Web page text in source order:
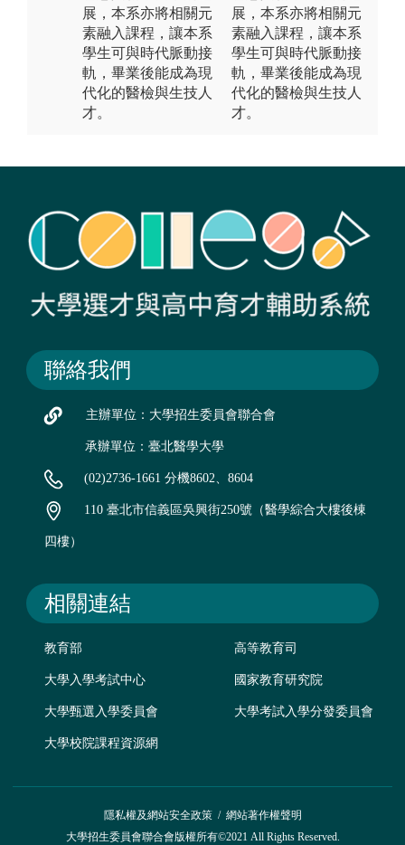
展，本系亦將相關元
素融入課程，讓本系
學生可與時代脈動接
軌，畢業後能成為現
代化的醫檢與生技人
才。
展，本系亦將相關元
素融入課程，讓本系
學生可與時代脈動接
軌，畢業後能成為現
代化的醫檢與生技人
才。
聯絡我們
主辦單位：大學招生委員會聯合會
承辦單位：臺北醫學大學
(02)2736-1661 分機8602、8604
110 臺北市信義區吳興街250號（醫學綜合大樓後棟
四樓）
相關連結
教育部 高等教育司
大學入學考試中心 國家教育研究院
大學甄選入學委員會 大學考試入學分發委員會
大學校院課程資源網
隱私權及網站安全政策/ 網站著作權聲明
大學招生委員會聯合會版權所有©2021 All Rights Reserved.